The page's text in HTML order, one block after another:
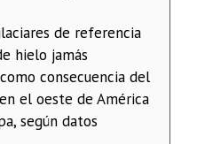
de referencia
hielo jamás
consecuencia del
el oeste de América
según datos